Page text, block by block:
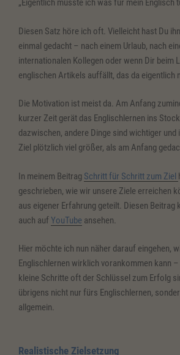
„Eigentlich müsste ich was für mein Englisch
Diesen Satz höre ich oft. Vielleicht hast Du
einmal gedacht – nach einem Urlaub, nach
internationalen Kollegen oder wenn Dir beim
englischen Artikels auffällt, das da eigentlich
Die Motivation ist meist da. Am Anfang
kurzer Zeit gerät das Englischlernen ins
dazwischen, andere Dinge sind wichtiger
Ziel plötzlich viel größer, als am Anfang
In meinem Beitrag Schritt für Schritt zum Ziel
geschrieben, wie wir unsere Ziele erreichen
aus eigener Erfahrung geteilt. Diesen Beitrag
auch aufYouTube ansehen.
Hier möchte ich nun näher darauf eingehen,
Englischlernen wirklich vorankommen kann
kleine Schritte oft der Schlüssel zum Erfolg
übrigens nicht nur fürs Englischlernen,
allgemein.
Realistische Zielsetzung